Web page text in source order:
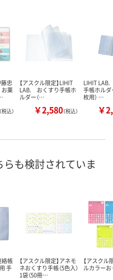
藤忠
お薬
（税込）
【アスクル限定】LIHIT
LAB. おくすり手帳ホ
ルダー（…
￥2,580（税込）
LIHIT
手帳ホルダ
枚用） …
￥
も検討されていま
絡帳
手
【アスクル限定】アネモ
ネおくすり手帳（5色入）
1袋（50冊…
【アスクル
ルカラー